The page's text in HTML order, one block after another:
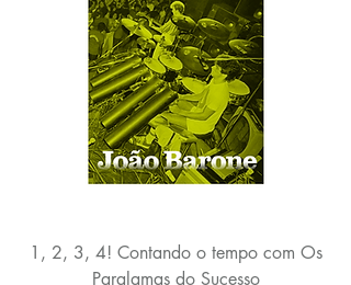
1, 2, 3, 4! Contando o tempo com Os
Paralamas do Sucesso